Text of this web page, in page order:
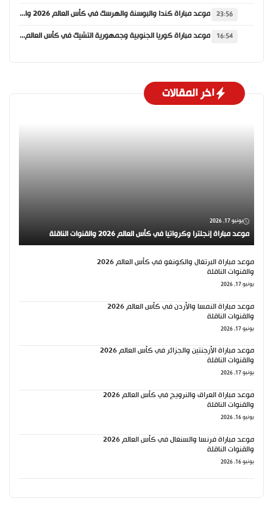
23:56 موعد مباراة كندا والبوسنة والهرسك في كأس العالم 2026 والقنوات الناقلة
16:54 موعد مباراة كوريا الجنوبية وجمهورية التشيك في كأس العالم 2026 والقنوات الناقلة
اخر المقالات
يونيو 17, 2026
موعد مباراة إنجلترا وكرواتيا في كأس العالم 2026 والقنوات الناقلة
موعد مباراة البرتغال والكونغو في كأس العالم 2026
والقنوات الناقلة
يونيو 17, 2026
موعد مباراة النمسا والأردن في كأس العالم 2026
والقنوات الناقلة
يونيو 17, 2026
موعد مباراة الأرجنتين والجزائر في كأس العالم 2026
والقنوات الناقلة
يونيو 17, 2026
موعد مباراة العراق والنرويج في كأس العالم 2026
والقنوات الناقلة
يونيو 16, 2026
موعد مباراة فرنسا والسنغال في كأس العالم 2026
والقنوات الناقلة
يونيو 16, 2026